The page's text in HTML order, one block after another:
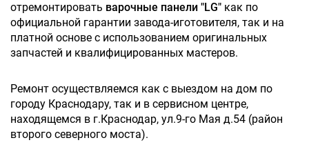
отремонтировать варочные панели "LG" как по
официальной гарантии завода-иготовителя, так и на
платной основе с использованием оригинальных
запчастей и квалифицированных мастеров.
Ремонт осуществляемся как с выездом на дом по
городу Краснодару, так и в сервисном центре,
находящемся в г.Краснодар, ул.9-го Мая д.54 (район
второго северного моста).